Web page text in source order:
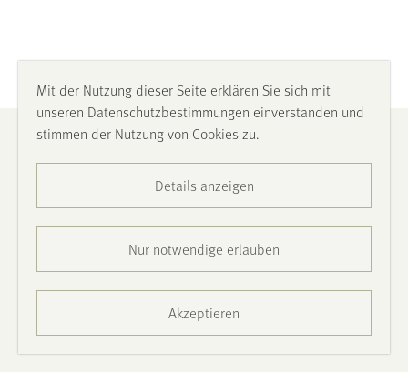
Impressum
Presse
Mit der Nutzung dieser Seite erklären Sie sich mit
unseren Datenschutzbestimmungen einverstanden und
stimmen der Nutzung von Cookies zu.
Details anzeigen
Nur notwendige erlauben
Akzeptieren